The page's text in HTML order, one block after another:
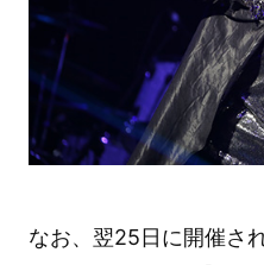
なお、翌25日に開催さ